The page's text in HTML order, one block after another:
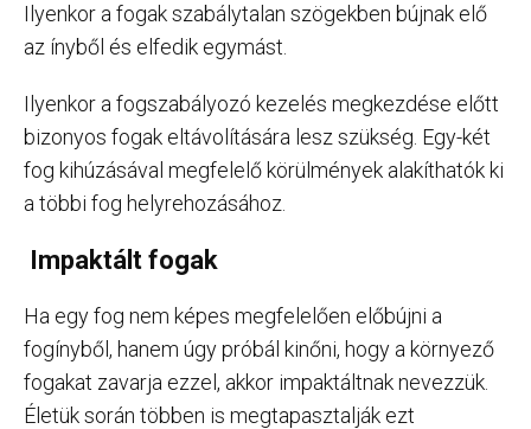
Ilyenkor a fogak szabálytalan szögekben bújnak elő
az ínyből és elfedik egymást.
Ilyenkor a fogszabályozó kezelés megkezdése előtt
bizonyos fogak eltávolítására lesz szükség. Egy-két
fog kihúzásával megfelelő körülmények alakíthatók ki
a többi fog helyrehozásához.
Impaktált fogak
Ha egy fog nem képes megfelelően előbújni a
fogínyből, hanem úgy próbál kinőni, hogy a környező
fogakat zavarja ezzel, akkor impaktáltnak nevezzük.
Életük során többen is megtapasztalják ezt